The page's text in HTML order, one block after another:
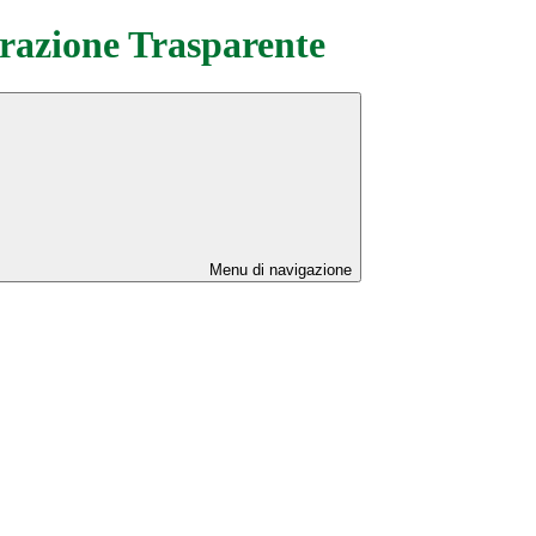
Trasparente
Menu di navigazione